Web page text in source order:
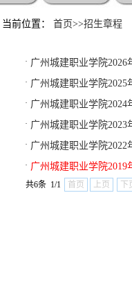
当前位置： 首页>>招生章程
· 广州城建职业学院
· 广州城建职业学院
· 广州城建职业学院
· 广州城建职业学院
· 广州城建职业学院
· 广州城建职业学院
共6条 1/1 首页 上页